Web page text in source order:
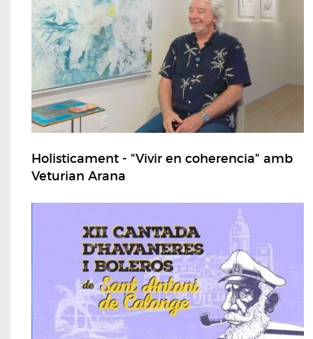
Holisticament - "Vivir en coherencia" amb
Veturian Arana